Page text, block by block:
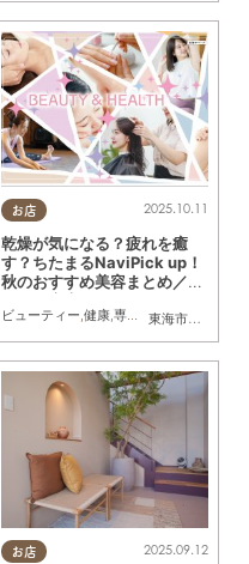
お店
東海市大府市
2025.10.11
乾燥が気になる？疲れを癒
す？ちたまるNaviPick up！
秋のおすすめ美容まとめ／ち
ビューティー,健康,専門店 ,ちたまるスタ
お店 2025.09.12